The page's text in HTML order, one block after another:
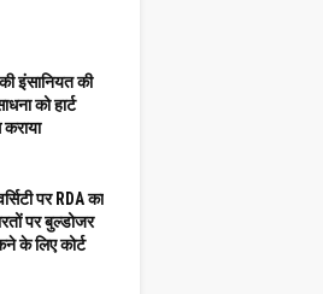
इंसानियत की
को हार्ट
पर RDA का
पर बुल्डोजर
के लिए कोर्ट